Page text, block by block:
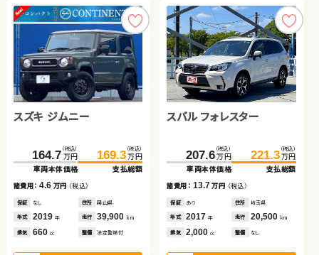
スズキ ジムニー
164.7 （税込）
万円
車両本体価格
169.3 （税込）
万円
支払総額
諸費用：4.6 万円 （税込）
保証 なし 住所 岡山県
年式 2019 年 走行 39,900 km
排気 660 cc 整備 法定整備付
スバル フォレスター
207.6 （税込）
万円
車両本体価格
221.3 （税込）
万円
支払総額
諸費用： 13.7万円 （税込）
保証 あり 住所 埼玉県
年式 2017年 走行 20,500 km
排気 2,000cc 整備 なし
トヨタ ヴェルファイア
102.7万円
車両本体価格
諸費用：16.7万円 （税込）
保証 あり 住所 埼玉県
スズキ アルト ＨＢ
49.0万円
車両本体価格
諸費用：6.9 万円 （税込）
保証 あり 住所 京都府
見積もり・在庫確認 見積もり・在庫確認
日産 エクストレイル
328.3
車両本体価格
353.2 万円
支払総額
諸費用：24.9万円（税込）
トヨタ アクア
72.7
車両本体価格
81.9 万円
諸費用：9.2万円（税込）